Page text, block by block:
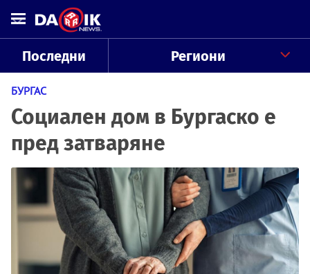
Последни Региони
БУРГАС
Социален дом в Бургаско е
пред затваряне